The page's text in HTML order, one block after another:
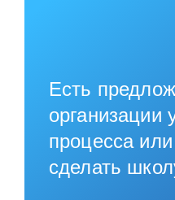
Есть
организации
процесса
сделать